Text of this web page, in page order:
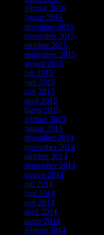
februar 2016
januar 2016
december 2015
november 2015
oktober 2015
september 2015
august 2015
juli 2015
juni 2015
maj 2015
april 2015
marts 2015
februar 2015
januar 2015
december 2014
november 2014
oktober 2014
september 2014
august 2014
juli 2014
juni 2014
maj 2014
april 2014
marts 2014
februar 2014